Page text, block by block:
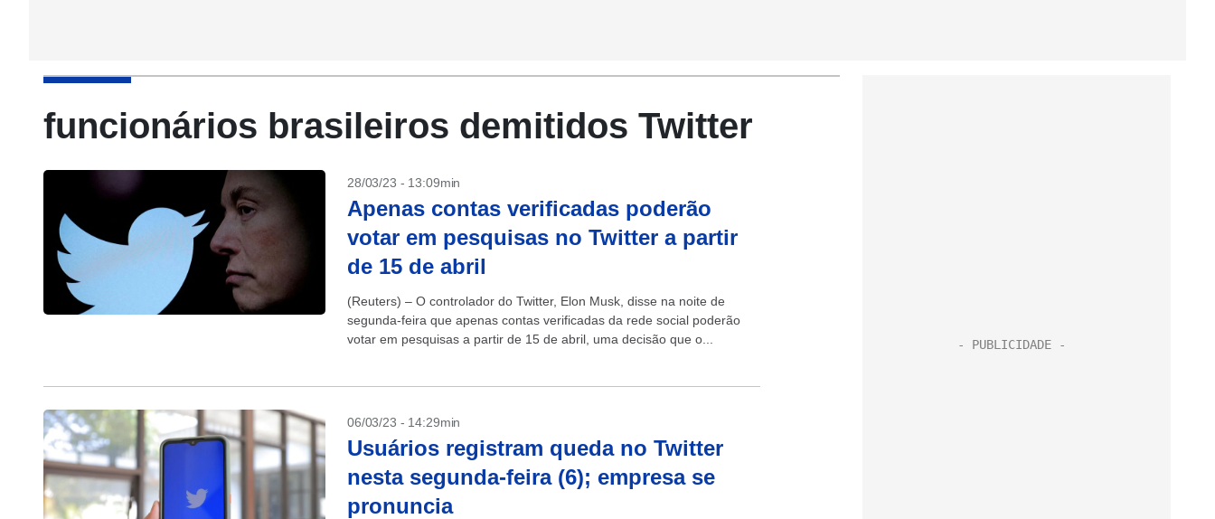
funcionários brasileiros demitidos Twitter
28/03/23 - 13:09min
Apenas contas verificadas poderão
votar em pesquisas no Twitter a partir
de 15 de abril
(Reuters) – O controlador do Twitter, Elon Musk, disse na noite de
segunda-feira que apenas contas verificadas da rede social poderão
votar em pesquisas a partir de 15 de abril, uma decisão que o...
06/03/23 - 14:29min
Usuários registram queda no Twitter
nesta segunda-feira (6); empresa se
pronuncia